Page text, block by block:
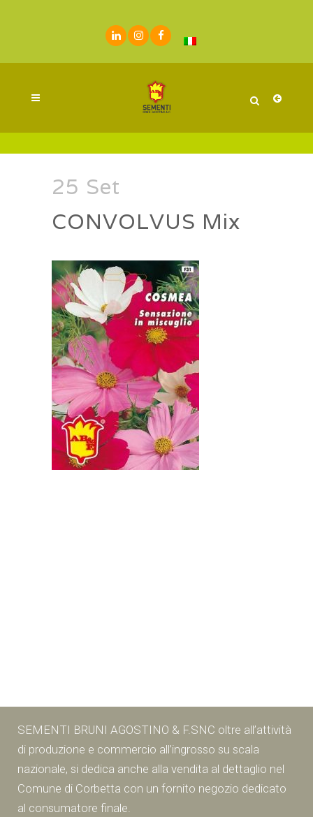
25 Set
CONVOLVUS Mix
SEMENTI BRUNI AGOSTINO & F.SNC oltre all’attività
di produzione e commercio all’ingrosso su scala
nazionale, si dedica anche alla vendita al dettaglio nel
Comune di Corbetta con un fornito negozio dedicato
al consumatore finale.